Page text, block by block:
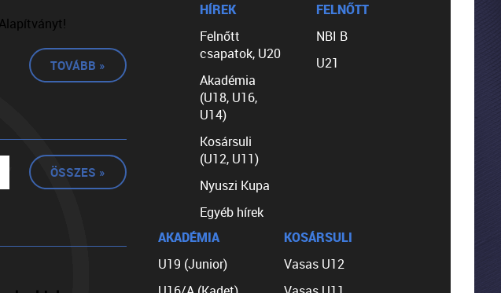
TOVÁBB »
ÖSSZES »
HÍREK
Felnőtt
csapatok, U20
Akadémia
(U18, U16,
U14)
Kosársuli
(U12, U11)
Nyuszi Kupa
Egyéb hírek
FELNŐTT
NBI B
U21
AKADÉMIA
U19 (Junior)
KOSÁRSULI
Vasas U12